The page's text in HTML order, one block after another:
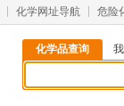
化学网址导航 危险
化学品查询